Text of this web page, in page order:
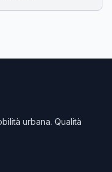
urbana. Qualità